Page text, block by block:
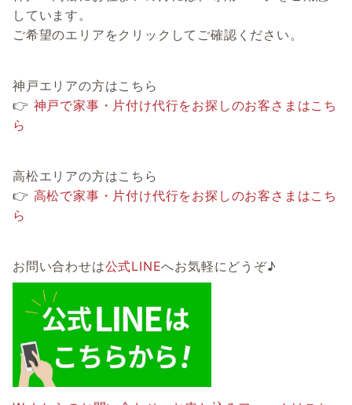
しています。
ご希望のエリアをクリックしてご確認ください。
神戸エリアの方はこちら
👉 神戸で家事・片付け代行をお探しのお客さまはこち
ら
高松エリアの方はこちら
👉 高松で家事・片付け代行をお探しのお客さまはこち
ら
お問い合わせは公式LINEへお気軽にどうぞ♪